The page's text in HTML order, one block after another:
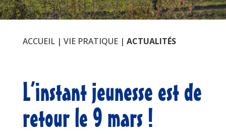
ACCUEIL| VIE PRATIQUE| ACTUALITÉS
L’instant jeunesse est de
retour le 9 mars !